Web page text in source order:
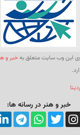
این وب سایت متعلق بهخبر و
خبر و هنر در رسانه ها: